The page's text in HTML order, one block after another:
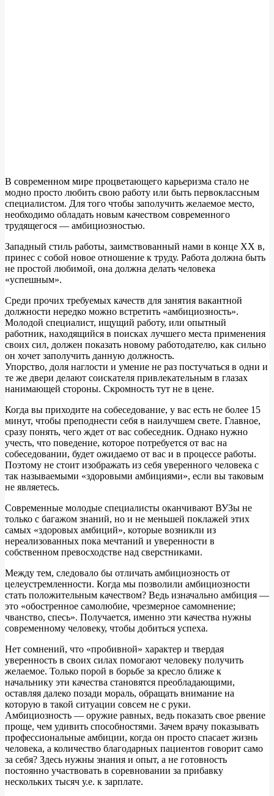
В современном мире процветающего карьеризма стало не
модно просто любить свою работу или быть первоклассным
специалистом. Для того чтобы заполучить желаемое место,
необходимо обладать новым качеством современного
трудящегося — амбициозностью.
Западный стиль работы, заимствованный нами в конце XX в,
принес с собой новое отношение к труду. Работа должна быть
не простой любимой, она должна делать человека
«успешным».
Среди прочих требуемых качеств для занятия вакантной
должности нередко можно встретить «амбициозность».
Молодой специалист, ищущий работу, или опытный
работник, находящийся в поисках лучшего места применения
своих сил, должен показать новому работодателю, как сильно
он хочет заполучить данную должность.
Упорство, доля наглости и умение не раз постучаться в одни и
те же двери делают соискателя привлекательным в глазах
нанимающей стороны. Скромность тут не в цене.
Когда вы приходите на собеседование, у вас есть не более 15
минут, чтобы преподнести себя в наилучшем свете. Главное,
сразу понять, чего ждет от вас собеседник. Однако нужно
учесть, что поведение, которое потребуется от вас на
собеседовании, будет ожидаемо от вас и в процессе работы.
Поэтому не стоит изображать из себя уверенного человека с
так называемыми «здоровыми амбициями», если вы таковым
не являетесь.
Современные молодые специалисты оканчивают ВУЗы не
только с багажом знаний, но и не меньшей поклажей этих
самых «здоровых амбиций», которые возникли из
нереализованных пока мечтаний и уверенности в
собственном превосходстве над сверстниками.
Между тем, следовало бы отличать амбициозность от
целеустремленности. Когда мы позволили амбициозности
стать положительным качеством? Ведь изначально амбиция —
это «обостренное самолюбие, чрезмерное самомнение;
чванство, спесь». Получается, именно эти качества нужны
современному человеку, чтобы добиться успеха.
Нет сомнений, что «пробивной» характер и твердая
уверенность в своих силах помогают человеку получить
желаемое. Только порой в борьбе за кресло ближе к
начальнику эти качества становятся преобладающими,
оставляя далеко позади мораль, обращать внимание на
которую в такой ситуации совсем не с руки.
Амбициозность — оружие равных, ведь показать свое рвение
проще, чем удивить способностями. Зачем врачу показывать
профессиональные амбиции, когда он просто спасает жизнь
человека, а количество благодарных пациентов говорит само
за себя? Здесь нужны знания и опыт, а не готовность
постоянно участвовать в соревновании за прибавку
нескольких тысяч у.е. к зарплате.